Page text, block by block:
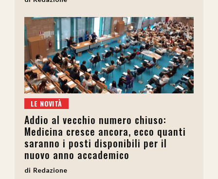
LE NOVITÀ
Addio al vecchio numero chiuso:
Medicina cresce ancora, ecco quanti
saranno i posti disponibili per il
nuovo anno accademico
Redazione